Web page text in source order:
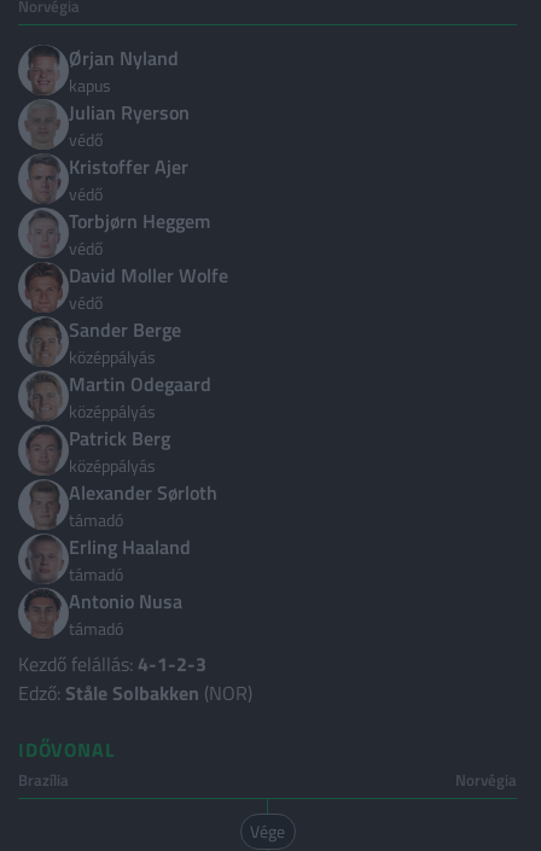
Bosznia-Hercegovina 2
Brazília
Bulgária
Chile
Ciprus
Costa Rica
Csehország
Dánia
Dél-Korea
Ecuador
Egyesült Arab Emírségek
Több ország
Norvégia
Ørjan Nyland
kapus
Julian Ryerson
védő
Kristoffer Ajer
védő
Torbjørn Heggem
védő
David Moller Wolfe
védő
Sander Berge
középpályás
Martin Odegaard
középpályás
Patrick Berg
középpályás
Alexander Sørloth
támadó
Erling Haaland
támadó
Antonio Nusa
támadó
Kezdő felállás: 4-1-2-3
Edző: Ståle Solbakken (NOR)
IDŐVONAL
Brazília Norvégia
Vége